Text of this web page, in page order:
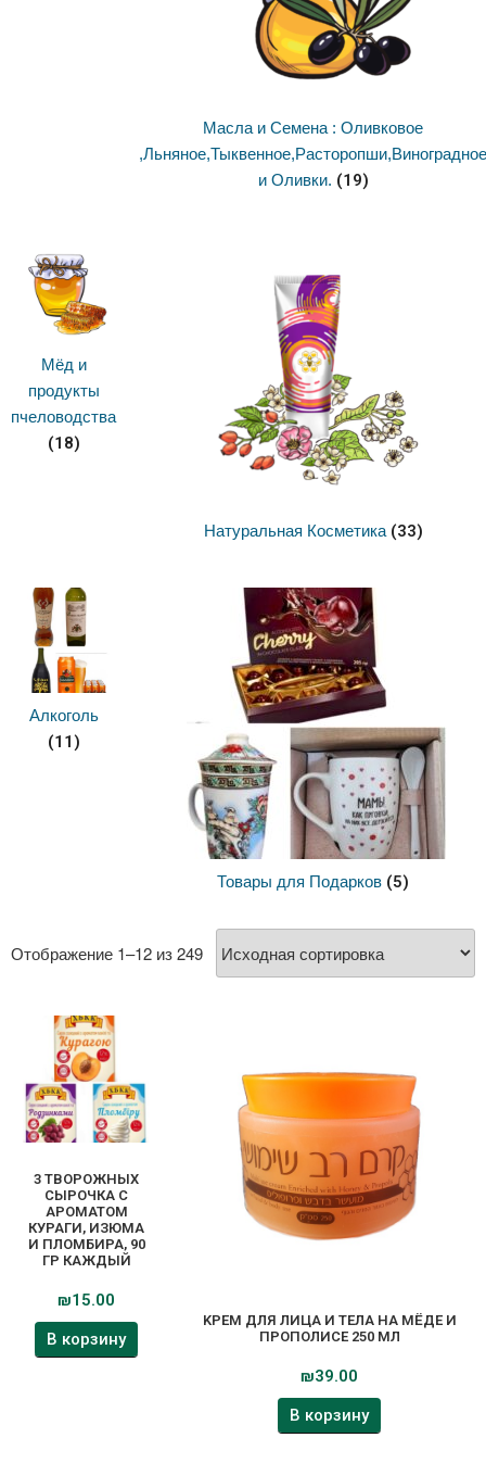
Масла и Семена : Оливковое
,Льняное,Тыквенное,Расторопши,Виноградное
и Оливки. (19)
Мёд и
продукты
пчеловодства
(18)
Натуральная Косметика (33)
Алкоголь
(11)
Товары для Подарков (5)
Отображение 1–12 из 249
3 ТВОРОЖНЫХ
СЫРОЧКА С
АРОМАТОМ
КУРАГИ, ИЗЮМА
И ПЛОМБИРА, 90
ГР КАЖДЫЙ
₪15.00
В корзину
KРЕМ ДЛЯ ЛИЦА И ТЕЛА НА МЁДЕ И
ПРОПОЛИСЕ 250 МЛ
₪39.00
В корзину